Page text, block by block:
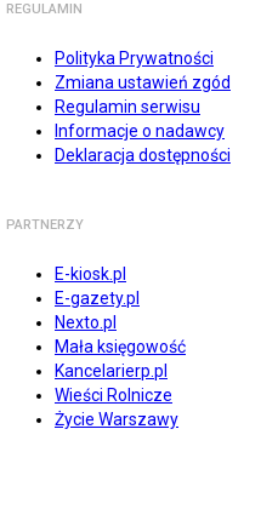
REGULAMIN
Polityka Prywatności
Zmiana ustawień zgód
Regulamin serwisu
Informacje o nadawcy
Deklaracja dostępności
PARTNERZY
E-kiosk.pl
E-gazety.pl
Nexto.pl
Mała księgowość
Kancelarierp.pl
Wieści Rolnicze
Życie Warszawy